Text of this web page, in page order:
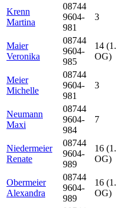
Krenn
Martina
08744
9604-
981
3
Maier
Veronika
08744
9604-
985
14 (1.
OG)
Meier
Michelle
08744
9604-
981
3
Neumann
Maxi
08744
9604-
984
7
Niedermeier
Renate
08744
9604-
989
16 (1.
OG)
Obermeier
Alexandra
08744
9604-
989
16 (1.
OG)